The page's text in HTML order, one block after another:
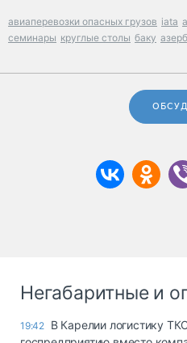
авиаперевозки опасных грузов iata
семинары круглые столы баку
Негабаритные и
19:42 В Карелии логистику